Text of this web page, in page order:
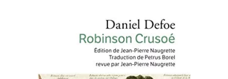
Livres